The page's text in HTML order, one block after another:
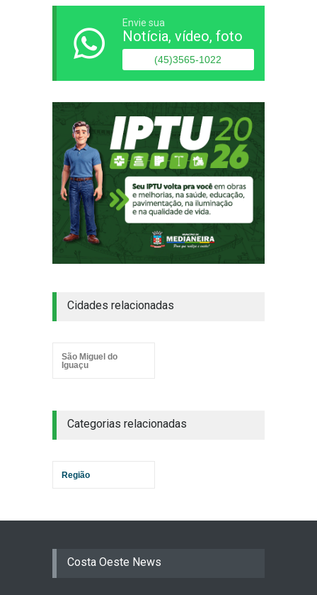
Envie sua
Notícia, vídeo, foto
(45)3565-1022
Cidades relacionadas
São Miguel do
Iguaçu
Categorias relacionadas
Região
Costa Oeste News